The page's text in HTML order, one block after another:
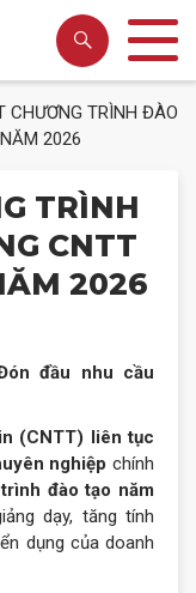
CHƯƠNG TRÌNH ĐÀO
2026
TRÌNH
CNTT
2026
đầu nhu cầu
(CNTT) liên tục
nghiệp chính
đào tạo năm
dạy, tăng tính
dụng của doanh